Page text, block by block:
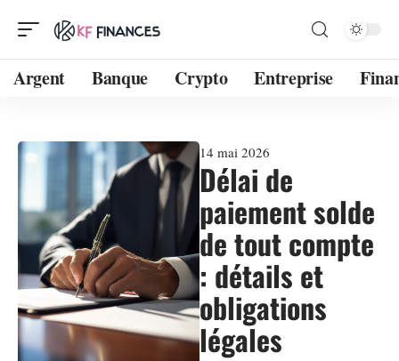
Argent Banque Crypto Entreprise
14 mai 2026
Délai de
paiement solde
de tout compte
: détails et
obligations
légales